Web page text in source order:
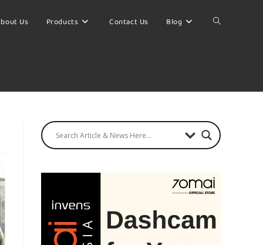
Us Products Contact Us Blog